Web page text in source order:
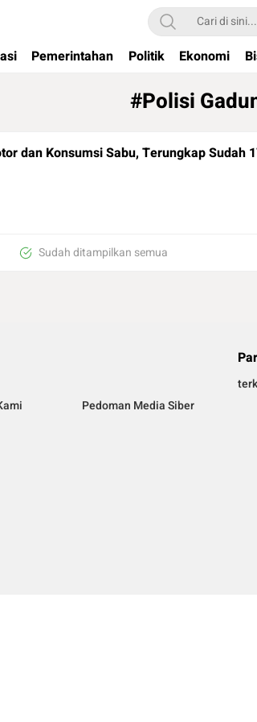
Pemerintahan Politik Ekonomi
#Polisi
dan Konsumsi Sabu, Terungkap Sudah
Sudah ditampilkan semua
Pedoman Media Siber